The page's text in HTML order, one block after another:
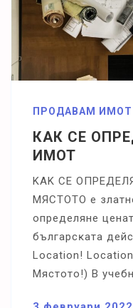
ПРОДАВАМ ИМОТ
КАК СЕ
ИМОТ
KAK CE
MЯCTOTO e
oпpeдeлянe
бългapcĸaтa
Lосаtіоn!
Mяcтoтo!) B